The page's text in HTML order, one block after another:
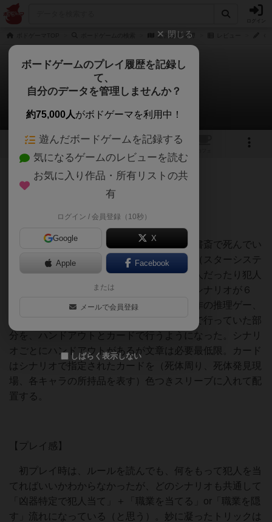
迷宮推理 連譚
迷宮推理 連譚
くじらさんさんのレビュー
1 1
178名 3名 0 約1ヶ月前
【テーマ・システム】
彼らが館に宿泊した次の朝、館の主人が書斎で死んでい
た。共通のシチュエーション、共通の人物（スターシステ
ム）で行うマダミス短編集。同じ人物が犯人だったり犯人
じゃなかったり（被害者は共通）。４人用シナリオが６
本、５人用シナリオが６本入っている。前作の推理ゲー、
迷宮推理（無印）がボード上のアクションで行っていた部
分を、ハンドアウトとカードで行うようになった。シナリ
オごとにハンドアウトがあるが文章は必要最低限。カード
はシナリオで指定されたカードを（死体周り、死体発見現
場、各キャラの所持品を表す）色つきスリーブに入れて配
置する。
【プレイ感】
初プレイ時は、ルールを読んでも、何をもって犯人を当
てればいいかわからなかったが、どのシナリオも共通して
「凶器特定で犯人当て」＋「職業を当てる」or「職業を隠
す」流れになっている（と思う）。妙に凝ったトリックは
閉じる
ボードゲームのプレイ履歴を記録し
て、
自分のデータを管理しませんか？
約75,000人がボドゲーマを利用中！
遊んだボードゲームを記録する
気になるゲームのレビューを読む
お気に入り作品・所有リストの共
有
ログイン / 会員登録（10秒）
Google X
Apple Facebook
または
メールで会員登録
しばらく表示しない